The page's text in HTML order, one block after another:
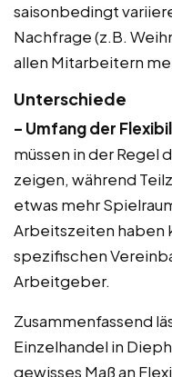
saisonbedingt
Nachfrage (z.B.
allen Mitarbeitern
Unterschiede
– Umfang der
müssen in der Regel
zeigen, während
etwas mehr
Arbeitszeiten haben
spezifischen
Arbeitgeber.
Zusammenfassend
Einzelhandel in
gewisses Maß an